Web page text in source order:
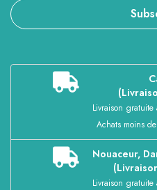
Livraison
Achats moins
Nouaceur,
Livraison